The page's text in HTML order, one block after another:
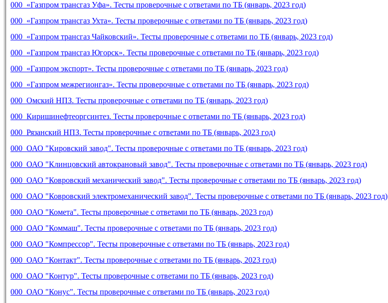
000 «Газпром трансгаз Уфа». Тесты проверочные с ответами по ТБ (январь, 2023 год)
000 «Газпром трансгаз Ухта». Тесты проверочные с ответами по ТБ (январь, 2023 год)
000 «Газпром трансгаз Чайковский». Тесты проверочные с ответами по ТБ (январь, 2023 год)
000 «Газпром трансгаз Югорск». Тесты проверочные с ответами по ТБ (январь, 2023 год)
000 «Газпром экспорт». Тесты проверочные с ответами по ТБ (январь, 2023 год)
000 «Газпром межрегионгаз». Тесты проверочные с ответами по ТБ (январь, 2023 год)
000 Омский НПЗ. Тесты проверочные с ответами по ТБ (январь, 2023 год)
000 Киришинефтеоргсинтез. Тесты проверочные с ответами по ТБ (январь, 2023 год)
000 Рязанский НПЗ. Тесты проверочные с ответами по ТБ (январь, 2023 год)
000 ОАО "Кировский завод". Тесты проверочные с ответами по ТБ (январь, 2023 год)
000 ОАО "Клинцовский автокрановый завод". Тесты проверочные с ответами по ТБ (январь, 2023 год)
000 ОАО "Ковровский механический завод". Тесты проверочные с ответами по ТБ (январь, 2023 год)
000 ОАО "Ковровский электромеханический завод". Тесты проверочные с ответами по ТБ (январь, 2023 год)
000 ОАО "Комета". Тесты проверочные с ответами по ТБ (январь, 2023 год)
000 ОАО "Коммаш". Тесты проверочные с ответами по ТБ (январь, 2023 год)
000 ОАО "Компрессор". Тесты проверочные с ответами по ТБ (январь, 2023 год)
000 ОАО "Контакт". Тесты проверочные с ответами по ТБ (январь, 2023 год)
000 ОАО "Контур". Тесты проверочные с ответами по ТБ (январь, 2023 год)
000 ОАО "Конус". Тесты проверочные с ответами по ТБ (январь, 2023 год)